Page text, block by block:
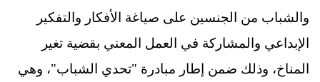
والشباب من الجنسين على صياغة الأفكار والتفكير
الإبداعي والمشاركة في العمل المعني بقضية تغير
المناخ، وذلك ضمن إطار مبادرة "تحدي الشباب"، وهي